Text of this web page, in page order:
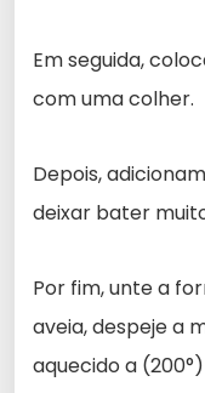
Em seguida,
com uma colher.
Depois,
deixar bater
Por fim, unte a
aveia, despeje a
aquecido a